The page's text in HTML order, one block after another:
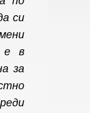
си
е в
за